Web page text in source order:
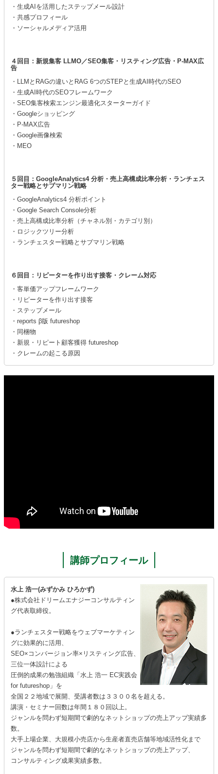
・生成AIを活用したステップメール設計
・共感プロフィール
・ソーシャルメディア活用
４回目：新規集客 LLMO／SEO集客・リスティング広告・P-MAX広
告
・LLMとRAGの違いとRAG 6つのSTEPと生成AI時代のSEO
・生成AI時代のSEOフレームワーク
・SEO集客検索エンジン最適化スターターガイド
・Googleショッピング
・P-MAX広告
・Google画像検索
・MEO
５回目：GoogleAnalytics4 分析・売上高構成比率分析・ランチェス
ター戦略とサブマリン戦略
・GoogleAnalytics4 分析ポイント
・Google Search Console分析
・売上高構成比率分析（チャネル別・カテゴリ別）
・ロジックツリー分析
・ランチェスター戦略とサブマリン戦略
６回目：リピーターを作り出す接客・クレーム対応
・客単価アップフレームワーク
・リピーターを作り出す接客
・ステップメール
・reports β版 futureshop
・同梱物
・新規・リピート顧客獲得 futureshop
・クレームの起こる原因
講師プロフィール
水上 浩一(みずかみ ひろかず)
●株式会社ドリームエナジーコンサルティン
グ代表取締役。
●ランチェスター戦略をウェブマーケティン
グに効果的に活用、
SEO×コンバージョン率×リスティング広告、
三位一体設計による
圧倒的成果の勉強組織「水上 浩一 EC実践会
for futureshop」を
全国２２地域で展開、受講者数は３３００名を超える。
講演・セミナー回数は年間１８０回以上。
ジャンルを問わず短期間で劇的なネットショップの売上アップ実績多
数。
大手上場企業、大規模小売店から生産者直売店舗等地域活性化まで
ジャンルを問わず短期間で劇的なネットショップの売上アップ、
コンサルティング成果実績多数。